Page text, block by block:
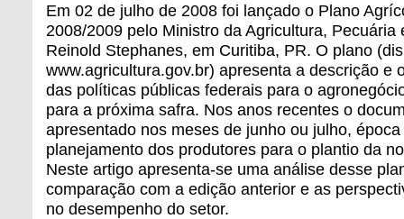
Em 02 de julho de 2008 foi lançado o Plano
2008/2009 pelo Ministro da Agricultura, Pecuária
Reinold Stephanes, em Curitiba, PR. O plano
www.agricultura.gov.br) apresenta a descrição e
das políticas públicas federais para o
para a próxima safra. Nos anos recentes o
apresentado nos meses de junho ou julho,
planejamento dos produtores para o plantio da
Neste artigo apresenta-se uma análise desse
comparação com a edição anterior e as
no desempenho do setor.